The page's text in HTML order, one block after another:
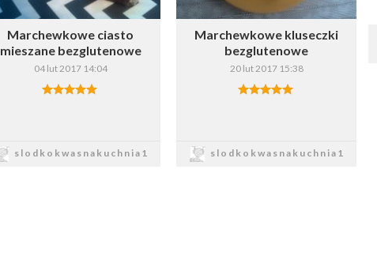
Marchewkowe ciasto
mieszane bezglutenowe
04 lut 2017 14:04
slodkokwasnakuchnia1
Marchewkowe kluseczki
bezglutenowe
20 lut 2017 15:38
slodkokwasnakuchnia1